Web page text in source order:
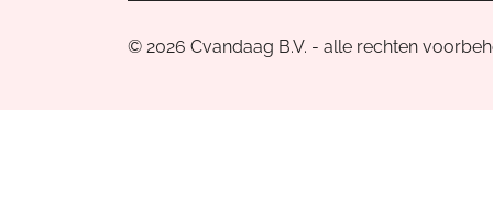
© 2026 Cvandaag B.V. - alle rechten